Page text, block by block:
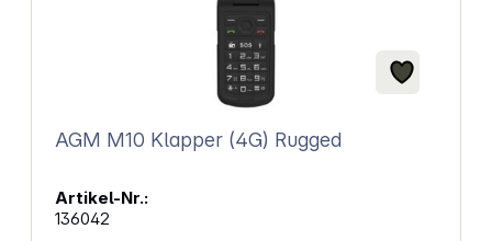
AGM M10 Klapper (4G) Rugged
Artikel-Nr.:
136042